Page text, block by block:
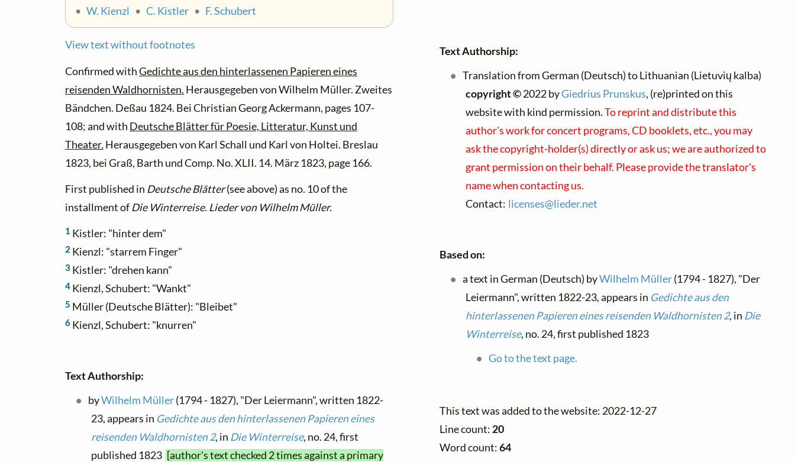
• W. Kienzl • C. Kistler • F. Schubert
View text without footnotes
Confirmed withGedichte aus den hinterlassenen Papieren eines
reisenden Waldhornisten. Herausgegeben von Wilhelm Müller. Zweites
Bändchen. Deßau 1824. Bei Christian Georg Ackermann, pages 107-
108; and with Deutsche Blätter für Poesie, Litteratur, Kunst und
Theater. Herausgegeben von Karl Schall und Karl von Holtei. Breslau
1823, bei Graß, Barth und Comp. No. XLII. 14. März 1823, page 166.
First published in Deutsche Blätter(see above) as no. 10 of the
installment of Die Winterreise. Lieder von Wilhelm Müller.
1 Kistler: "hinter dem"
2 Kienzl: "starrem Finger"
3 Kistler: "drehen kann"
4 Kienzl, Schubert: "Wankt"
5 Müller (Deutsche Blätter): "Bleibet"
6 Kienzl, Schubert: "knurren"
Text Authorship:
byWilhelm Müller(1794 - 1827), "Der Leiermann", written 1822-
23, appears in Gedichte aus den hinterlassenen Papieren eines
reisenden Waldhornisten 2, in Die Winterreise, no. 24, first
published 1823 [author's text checked 2 times against a primary
Text Authorship:
Translation from German (Deutsch) to Lithuanian (Lietuvių kalba)
copyright ©2022 byGiedrius Prunskus, (re)printed on this
website with kind permission.To reprint and distribute this
author's work for concert programs, CD booklets, etc., you may
ask the copyright-holder(s) directly or ask us; we are authorized to
grant permission on their behalf. Please provide the translator's
name when contacting us.
Contact: licenses@lieder.net
Based on:
a text in German (Deutsch) byWilhelm Müller(1794 - 1827), "Der
Leiermann", written 1822-23, appears in Gedichte aus den
hinterlassenen Papieren eines reisenden Waldhornisten 2, in Die
Winterreise, no. 24, first published 1823
Go to the text page.
This text was added to the website: 2022-12-27
Line count: 20
Word count:64